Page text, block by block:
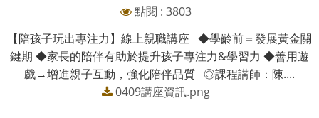
點閱 : 3803
【陪孩子玩出專注力】線上親職講座 ◆學齡前＝發展黃金關
鍵期 ◆家長的陪伴有助於提升孩子專注力&學習力 ◆善用遊
戲→增進親子互動，強化陪伴品質 ◎課程講師：陳....
0409講座資訊.png